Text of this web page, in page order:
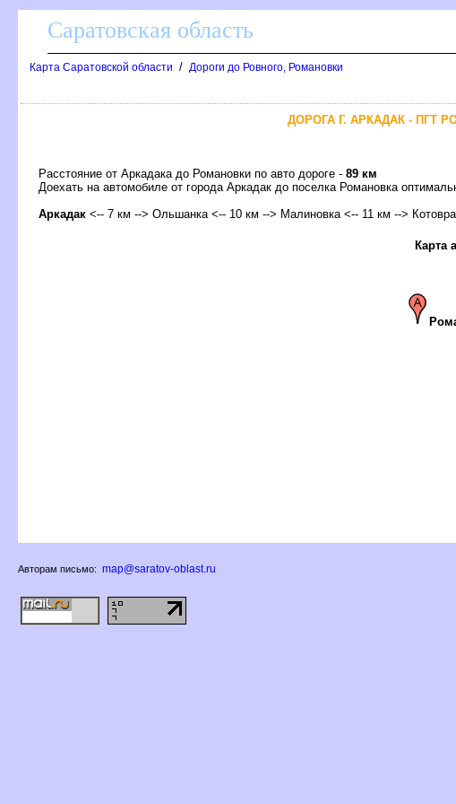
Саратовская область
Карта Саратовской области / Дороги до Ровного, Романовки
ДОРОГА Г. АРКАДАК - ПГТ
Расстояние от Аркадака до Романовки по авто дороге - 89 км
Доехать на автомобиле от города Аркадак до поселка Романовка
Аркадак <-- 7 км --> Ольшанка <-- 10 км --> Малиновка <-- 11 км -->
Карта
Авторам письмо: map@saratov-oblast.ru